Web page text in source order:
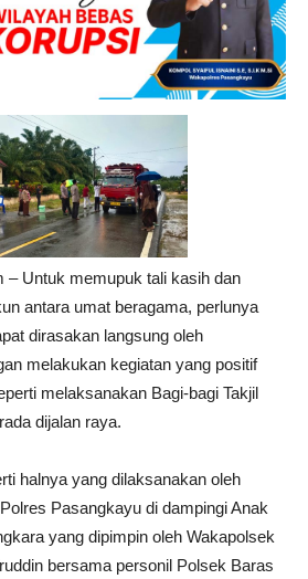
– Untuk memupuk tali kasih dan
antara umat beragama, perlunya
dirasakan langsung oleh
melakukan kegiatan yang positif
melaksanakan Bagi-bagi Takjil
dijalan raya.
halnya yang dilaksanakan oleh
Pasangkayu di dampingi Anak
yang dipimpin oleh Wakapolsek
bersama personil Polsek Baras